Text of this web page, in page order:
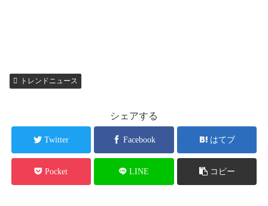
トレンドニュース
シェアする
Twitter Facebook はてブ
Pocket LINE コピー